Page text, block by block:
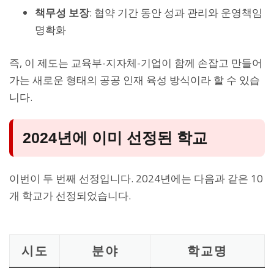
책무성 보장: 협약 기간 동안 성과 관리와 운영책임
명확화
즉, 이 제도는 교육부-지자체-기업이 함께 손잡고 만들어
가는 새로운 형태의 공공 인재 육성 방식이라 할 수 있습
니다.
2024년에 이미 선정된 학교
이번이 두 번째 선정입니다. 2024년에는 다음과 같은 10
개 학교가 선정되었습니다.
시도 분야 학교명